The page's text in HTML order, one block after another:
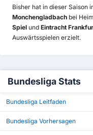
Bisher hat in dieser Saison
Monchengladbach bei
Spiel und Eintracht
Auswärtsspielen erzielt.
Bundesliga Stats
Bundesliga Leitfaden
Bundesliga Vorhersagen